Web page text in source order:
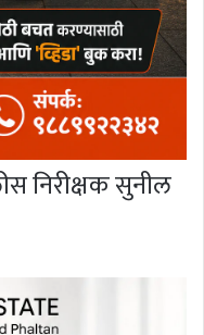
निरीक्षक सुनील